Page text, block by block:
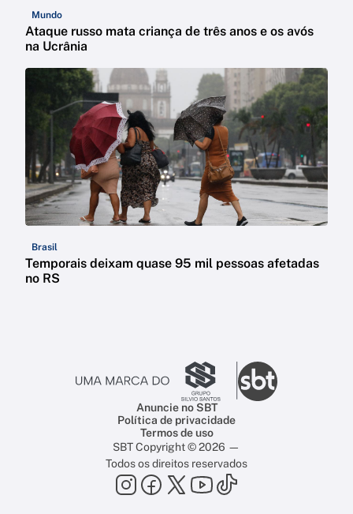
Mundo
Ataque russo mata criança de três anos e os avós
na Ucrânia
Brasil
Temporais deixam quase 95 mil pessoas afetadas
no RS
Anuncie no SBT
Política de privacidade
Termos de uso
SBT Copyright © 2026 —
Todos os direitos reservados